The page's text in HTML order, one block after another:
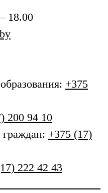
18.00
: +375
200 94 10
+375 (17)
222 42 43